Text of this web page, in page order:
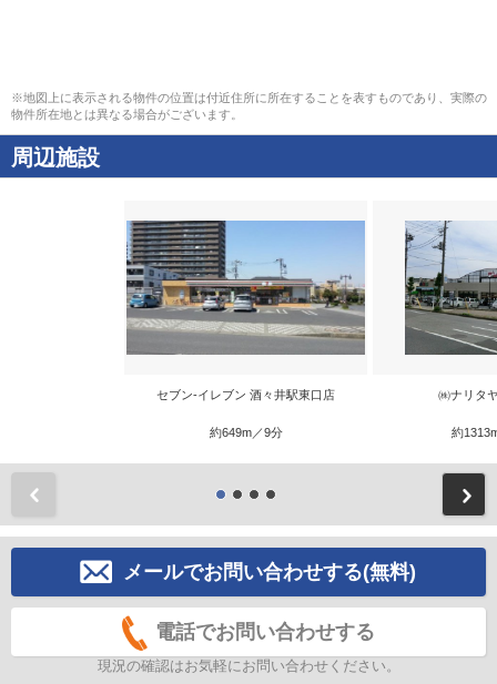
※地図上に表示される物件の位置は付近住所に所在することを表すものであり、実際の
物件所在地とは異なる場合がございます。
周辺施設
セブン‐イレブン 酒々井駅東口店
約649m／9分
㈱ナリタ
約
メールでお問い合わせする(無料)
電話でお問い合わせする
現況の確認はお気軽にお問い合わせください。